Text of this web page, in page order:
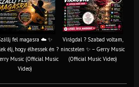
fel magasra ☁️ ✨
élj, hogy élhessek én ?
Music (Official Music
Video)
Virágdal ? Szabad voltam,
nincstelen ✨ – Gerry Music
(Official Music Video)